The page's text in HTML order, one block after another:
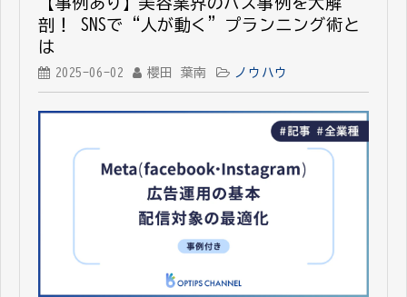
剖！ SNSで“人が動く”プランニング術と
は
2025-06-02 櫻田 葉南 ノウハウ